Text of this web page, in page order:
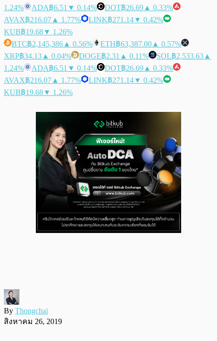
1.24%
ADA฿6.51 ▼ 0.14% DOT฿26.69 ▲ 0.33%
AVAX฿216.07 ▲ 1.77% LINK฿271.14▼ 0.42%
KUB฿19.68▼ 1.26%
BTC฿2,145,386 ▲ 0.56% ETH฿63,387.00 ▲ 0.57%
XRP฿34.13 ▲ 0.04% DOGE฿2.31 ▲ 0.11% SOL฿2,533.63 ▲
1.24%
ADA฿6.51 ▼ 0.14% DOT฿26.69 ▲ 0.33%
AVAX฿216.07 ▲ 1.77% LINK฿271.14▼ 0.42%
KUB฿19.68▼ 1.26%
By Thongchai
สิงหาคม 26, 2019